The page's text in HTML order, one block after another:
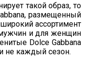
такой образ, то
размещенный
ассортимент
и для женщин
Dolce Gabbana
не каждый сезон.